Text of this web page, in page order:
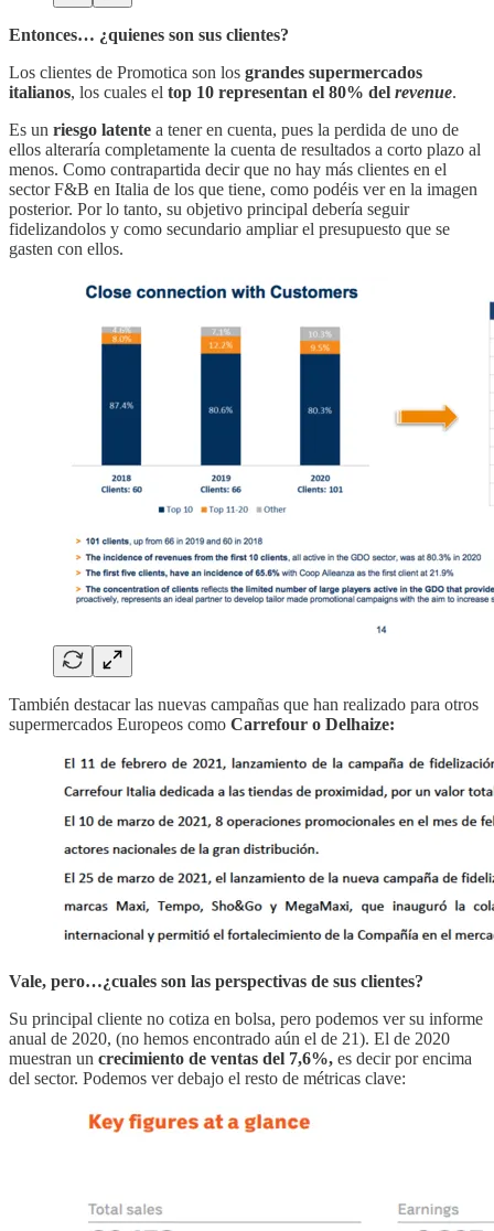
Entonces… ¿quienes son sus clientes?
Los clientes de Promotica son los grandes supermercados
italianos, los cuales el top 10 representan el 80% del revenue.
Es un riesgo latente a tener en cuenta, pues la perdida de uno de
ellos alteraría completamente la cuenta de resultados a corto plazo al
menos. Como contrapartida decir que no hay más clientes en el
sector F&B en Italia de los que tiene, como podéis ver en la imagen
posterior. Por lo tanto, su objetivo principal debería seguir
fidelizandolos y como secundario ampliar el presupuesto que se
gasten con ellos.
También destacar las nuevas campañas que han realizado para otros
supermercados Europeos como Carrefour o Delhaize:
Vale, pero…¿cuales son las perspectivas de sus clientes?
Su principal cliente no cotiza en bolsa, pero podemos ver su informe
anual de 2020, (no hemos encontrado aún el de 21). El de 2020
muestran un crecimiento de ventas del 7,6%, es decir por encima
del sector. Podemos ver debajo el resto de métricas clave: